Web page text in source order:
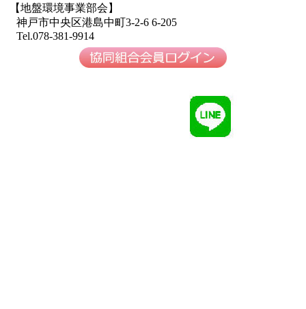
【地盤環境事業部会】
神戸市中央区港島中町3-2-6 6-205
Tel.078-381-9914